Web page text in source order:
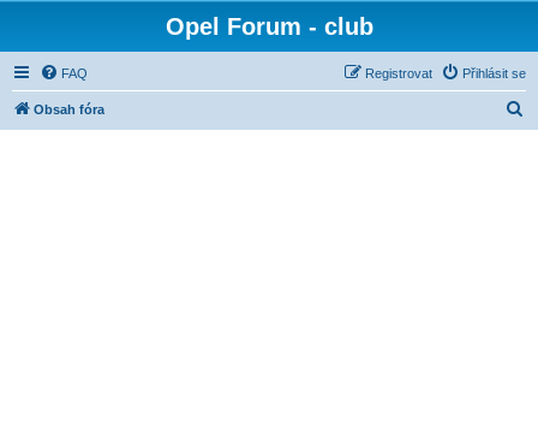
Opel Forum - club
FAQ Přihlásit se
Registrovat
Obsah fóra